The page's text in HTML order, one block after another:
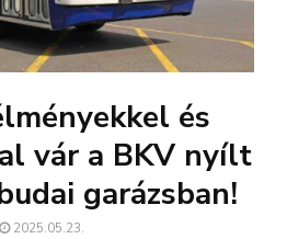
és
vár a BKV nyílt
garázsban!
2025.05.23.